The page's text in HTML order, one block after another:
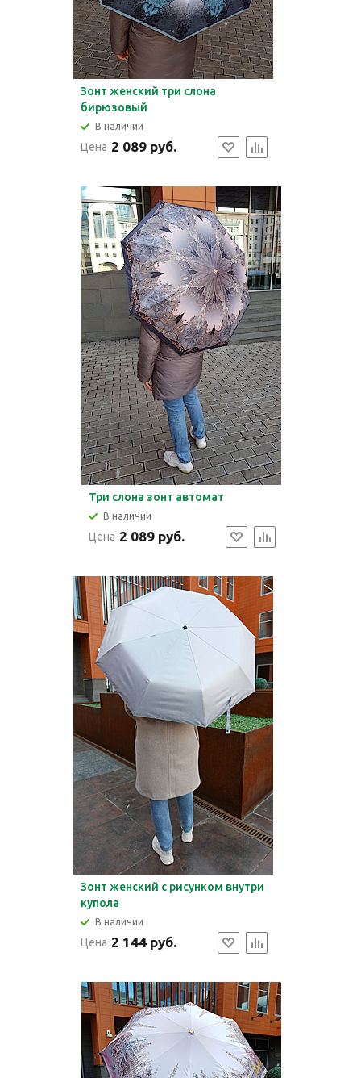
Зонт женский три слона
бирюзовый
В наличии
Цена 2 089 руб.
Три слона зонт автомат
В наличии
Цена 2 089 руб.
Зонт женский c рисунком внутри
купола
В наличии
Цена 2 144 руб.